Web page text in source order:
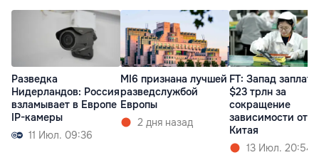
Разведка
Нидерландов: Россия
взламывает в Европе
IP-камеры
11 Июл. 09:36
MI6 признана лучшей
разведслужбой
Европы
2 дня назад
FT: Запад
$23 трлн за
сокращение
зависимости от
Китая
13 Июл. 20:54